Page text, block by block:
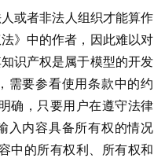
或者非法人组织才能算作
》中的作者，因此难以对
识产权是属于模型的开发
需要参看使用条款中的约
确，只要用户在遵守法律
入内容具备所有权的情况
中的所有权利、所有权和